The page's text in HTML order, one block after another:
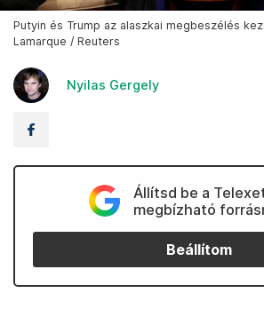
Putyin és Trump az alaszkai megbeszélés
Lamarque / Reuters
Nyilas Gergely
Állítsd be a
megbízható
Beállítom